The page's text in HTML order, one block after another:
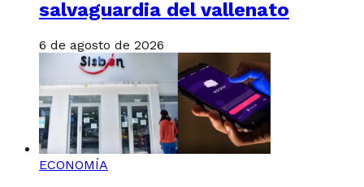
salvaguardia del vallenato
6 de agosto de 2026
ECONOMÍA